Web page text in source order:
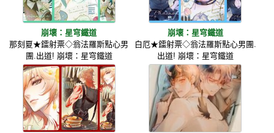
崩壞：星穹鐵道
那刻夏★鐳射票◇翁法羅斯點心男
團.出道! 崩壞：星穹鐵道
崩壞：星穹鐵道
白厄★鐳射票◇翁法羅斯點心男團.
出道! 崩壞：星穹鐵道